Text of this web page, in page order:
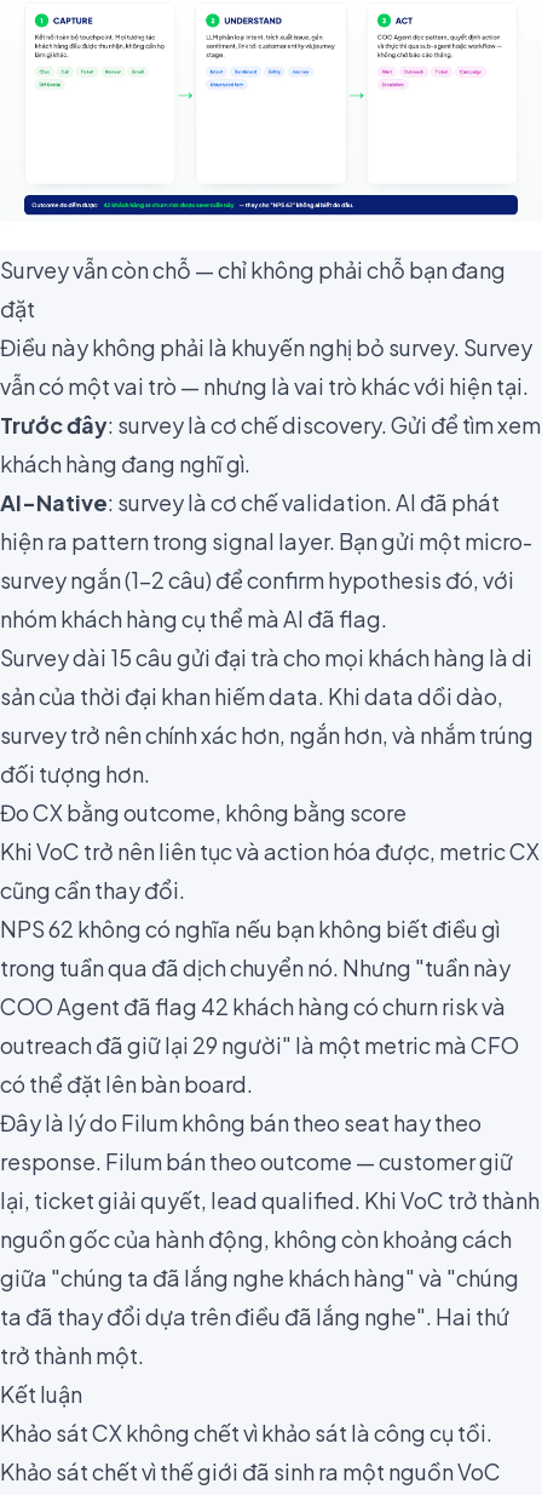
Survey vẫn còn chỗ — chỉ không phải chỗ bạn đang
đặt
Điều này không phải là khuyến nghị bỏ survey. Survey
vẫn có một vai trò — nhưng là vai trò khác với hiện tại.
Trước đây: survey là cơ chế discovery. Gửi để tìm xem
khách hàng đang nghĩ gì.
AI-Native: survey là cơ chế validation. AI đã phát
hiện ra pattern trong signal layer. Bạn gửi một micro-
survey ngắn (1–2 câu) để confirm hypothesis đó, với
nhóm khách hàng cụ thể mà AI đã flag.
Survey dài 15 câu gửi đại trà cho mọi khách hàng là di
sản của thời đại khan hiếm data. Khi data dồi dào,
survey trở nên chính xác hơn, ngắn hơn, và nhắm trúng
đối tượng hơn.
Đo CX bằng outcome, không bằng score
Khi VoC trở nên liên tục và action hóa được, metric CX
cũng cần thay đổi.
NPS 62 không có nghĩa nếu bạn không biết điều gì
trong tuần qua đã dịch chuyển nó. Nhưng "tuần này
COO Agent đã flag 42 khách hàng có churn risk và
outreach đã giữ lại 29 người" là một metric mà CFO
có thể đặt lên bàn board.
Đây là lý do Filum không bán theo seat hay theo
response. Filum bán theo outcome — customer giữ
lại, ticket giải quyết, lead qualified. Khi VoC trở thành
nguồn gốc của hành động, không còn khoảng cách
giữa "chúng ta đã lắng nghe khách hàng" và "chúng
ta đã thay đổi dựa trên điều đã lắng nghe". Hai thứ
trở thành một.
Kết luận
Khảo sát CX không chết vì khảo sát là công cụ tồi.
Khảo sát chết vì thế giới đã sinh ra một nguồn VoC